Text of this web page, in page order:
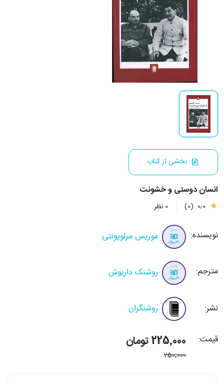
بخشی از کتاب
انسان دوستی و خشونت
0٫0 (0) 0 نظر
نویسنده: موریس مرلوپونتی
مترجم: روشنک داریوش
نشر: روشنگران
قیمت: 225٬000 تومان
250٬000